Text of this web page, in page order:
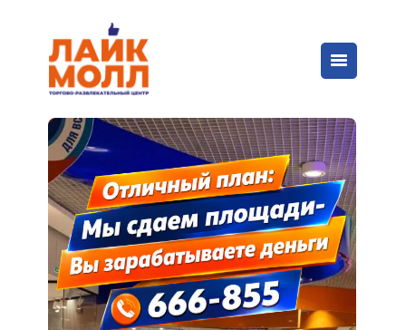
НАШЕ НОВОЕ ИМЯ
Спасибо за ваши голоса, друзья!